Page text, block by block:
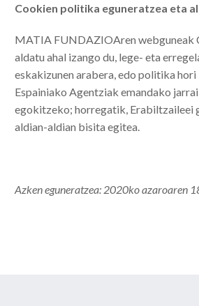
Cookien politika eguneratzea eta
MATIA FUNDAZIOAren webguneak
aldatu ahal izango du, lege- eta
eskakizunen arabera, edo politika
Espainiako Agentziak emandako
egokitzeko; horregatik, Erabiltzaileei
aldian-aldian bisita egitea.
Azken eguneratzea: 2020ko azaroaren